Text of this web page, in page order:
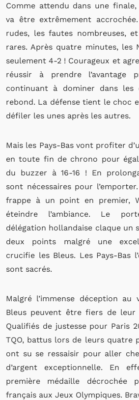
Comme attendu dans une finale,
va être extrêmement
rudes, les fautes nombreuses,
rares. Après quatre minutes, les
seulement 4-2 ! Courageux et
réussir à prendre l’avantage
continuant à dominer dans les
rebond. La défense tient le choc
défiler les unes après les autres.
Mais les Pays-Bas vont profiter
en toute fin de chrono pour
du buzzer à 16-16 ! En
sont nécessaires pour
frappe à un point en premier,
éteindre l’ambiance. Le
délégation hollandaise claque un
deux points malgré une
crucifie les Bleus. Les Pays-Bas
sont sacrés.
Malgré l’immense déception au
Bleus peuvent être fiers de leur
Qualifiés de justesse pour Paris
TQO, battus lors de leurs quatre
ont su se ressaisir pour aller
d’argent exceptionnelle. En
première médaille décrochée
français aux Jeux Olympiques.